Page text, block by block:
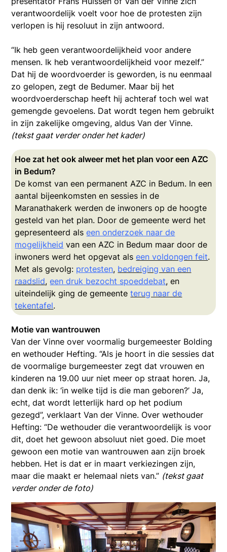
verantwoordelijk voelt voor hoe de protesten zijn
verlopen is hij resoluut in zijn antwoord.
“Ik heb geen verantwoordelijkheid voor andere
mensen. Ik heb verantwoordelijkheid voor mezelf.”
Dat hij de woordvoerder is geworden, is nu eenmaal
zo gelopen, zegt de Bedumer. Maar bij het
woordvoerderschap heeft hij achteraf toch wel wat
gemengde gevoelens. Dat wordt tegen hem gebruikt
in zijn zakelijke omgeving, aldus Van der Vinne.
(tekst gaat verder onder het kader)
Hoe zat het ook alweer met het plan voor een AZC
in Bedum?
De komst van een permanent AZC in Bedum. In een
aantal bijeenkomsten en sessies in de
Maranathakerk werden de inwoners op de hoogte
gesteld van het plan. Door de gemeente werd het
gepresenteerd alseen onderzoek naar de
mogelijkheid van een AZC in Bedum maar door de
inwoners werd het opgevat alseen voldongen feit.
Met als gevolg: protesten, bedreiging van een
raadslid,een druk bezocht spoeddebat, en
uiteindelijk ging de gemeenteterug naar de
tekentafel.
Motie van wantrouwen
Van der Vinne over voormalig burgemeester Bolding
en wethouder Hefting. “Als je hoort in die sessies dat
de voormalige burgemeester zegt dat vrouwen en
kinderen na 19.00 uur niet meer op straat horen. Ja,
dan denk ik: ‘in welke tijd is die man geboren?’ Ja,
echt, dat wordt letterlijk hard op het podium
gezegd”, verklaart Van der Vinne. Over wethouder
Hefting: “De wethouder die verantwoordelijk is voor
dit, doet het gewoon absoluut niet goed. Die moet
gewoon een motie van wantrouwen aan zijn broek
hebben. Het is dat er in maart verkiezingen zijn,
maar die maakt er helemaal niets van.” (tekst gaat
verder onder de foto)